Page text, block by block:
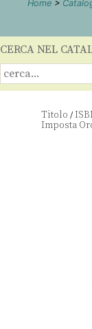
Home >
CERCA NEL
Titolo /